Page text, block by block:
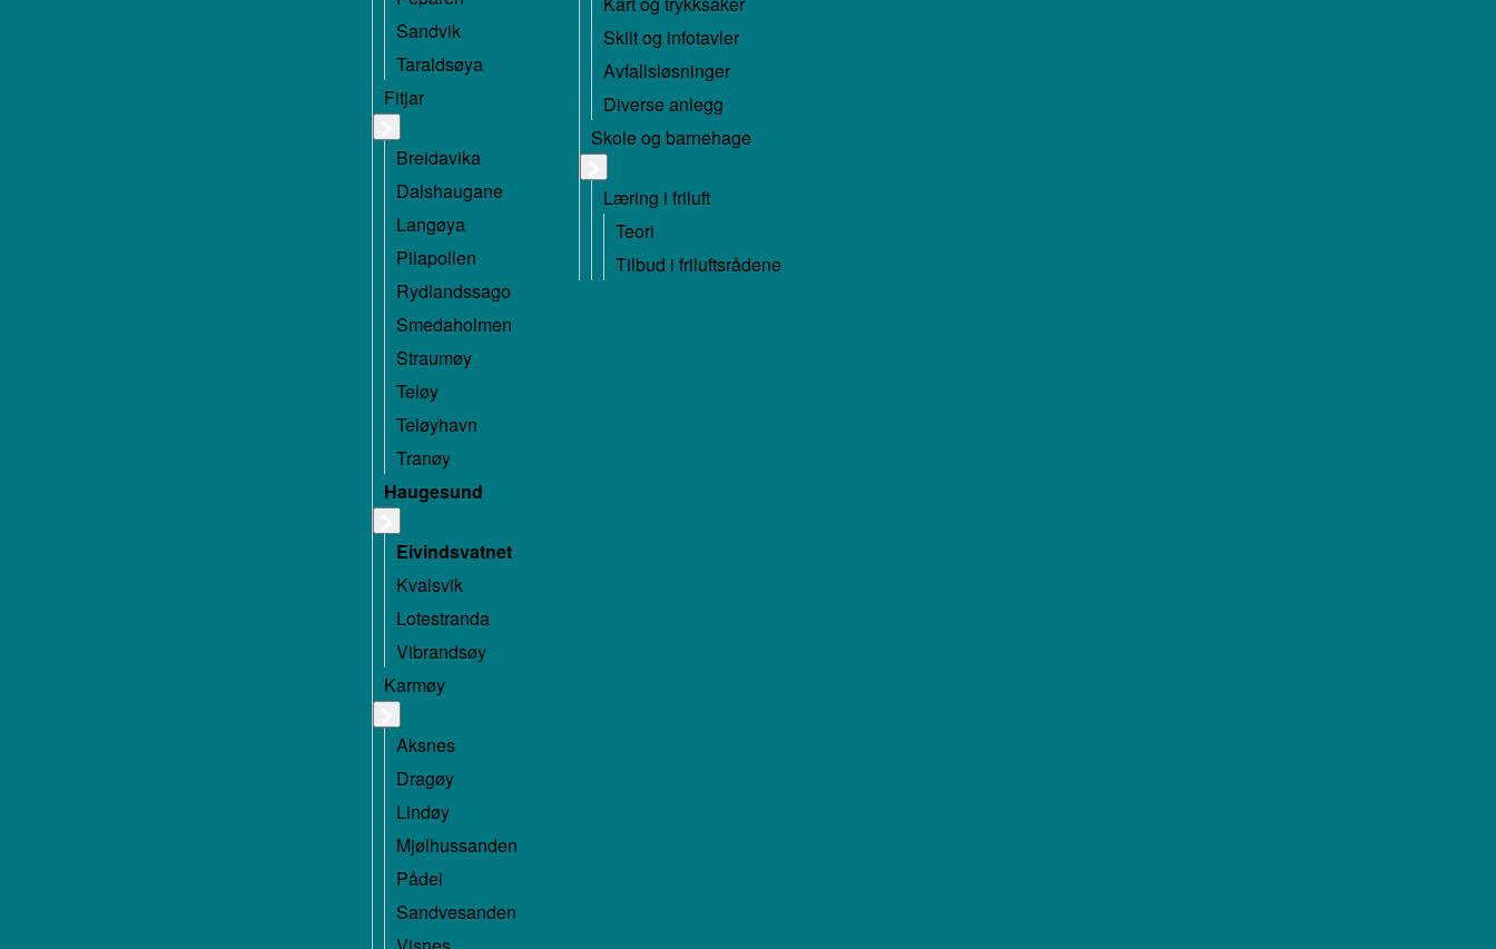
Sandvik
Taraldsøya
Fitjar
Breidavika
Dalshaugane
Langøya
Pilapollen
Rydlandssago
Smedaholmen
Straumøy
Teløy
Teløyhavn
Tranøy
Haugesund
Eivindsvatnet
Kvalsvik
Lotestranda
Vibrandsøy
Karmøy
Aksnes
Dragøy
Lindøy
Mjølhussanden
Pådel
Sandvesanden
Skilt og infotavler
Avfallsløsninger
Diverse anlegg
Skole og barnehage
Læring i friluft
Teori
Tilbud i friluftsrådene